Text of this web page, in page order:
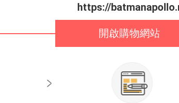
https://
開啟購物網站